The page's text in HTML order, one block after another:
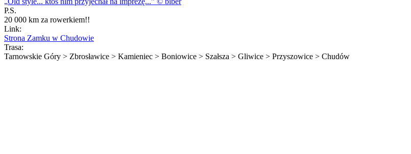
P.S.
20 000 km za rowerkiem!!
Link:
Strona Zamku w Chudowie
Trasa:
Tarnowskie Góry > Zbrosławice > Kamieniec > Boniowice > Szałsza > Gliwice > Przyszowice > Chudów